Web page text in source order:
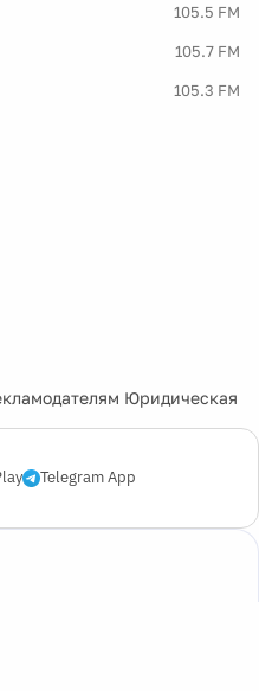
105.5 FM
105.7 FM
105.3 FM
Юридическая
Telegram App